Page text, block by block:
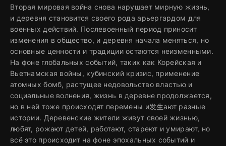
Вторая мировая война снова нарушает мирную жизнь,
и деревня становится своего рода арьергардом для
военных действий. Послевоенный период приносит
изменения в общество, и деревня начала меняться, но
основные ценности и традиции остаются неизменными.
На фоне глобальных событий, таких как Корейская и
Вьетнамская войны, кубинский кризис, применение
атомных бомб, растущее недовольство властью и
социальные волнения, жизнь в деревне продолжается,
но в ней тоже происходят перемены и发生ают разные
истории. Деревенские жители живут своей жизнью,
любят, рожают детей, работают, стареют и умирают, но
всё это происходит на фоне эпохальных событий и